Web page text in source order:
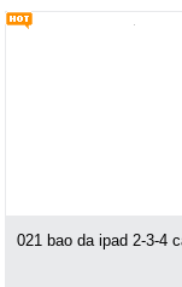
021 bao da ipad 2-3-4